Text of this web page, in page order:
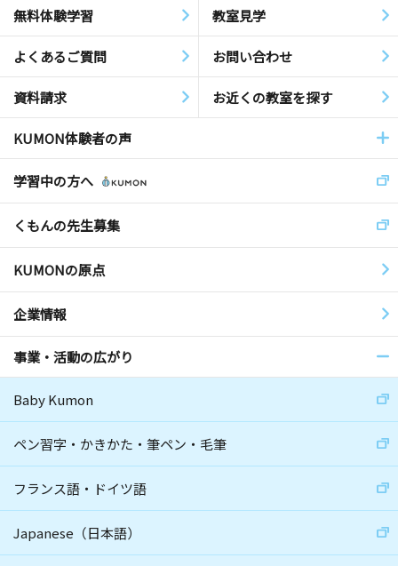
無料体験学習 教室見学
よくあるご質問 お問い合わせ
資料請求 お近くの教室を探す
KUMON体験者の声
学習中の方へ
くもんの先生募集
KUMONの原点
企業情報
事業・活動の広がり
Baby Kumon
ペン習字・かきかた・筆ペン・毛筆
フランス語・ドイツ語
Japanese（日本語）